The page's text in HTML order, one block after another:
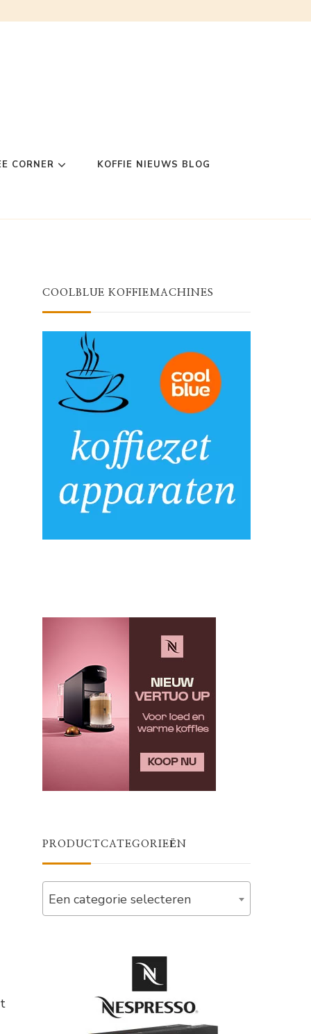
CORNER KOFFIE NIEUWS BLOG
COOLBLUE KOFFIEMACHINES
PRODUCTCATEGORIEËN
Een categorie selecteren